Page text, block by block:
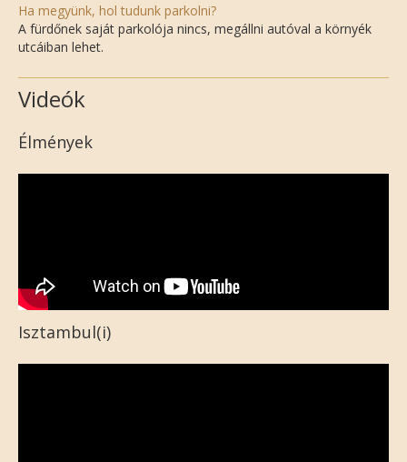
Ha megyünk, hol tudunk parkolni?
A fürdőnek saját parkolója nincs, megállni autóval a környék
utcáiban lehet.
Videók
Élmények
Isztambul(i)